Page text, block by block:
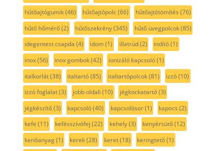
hűtőajtógumik(46) hűtőajtópolc(66) hűtőajtótömítés (76)
hűtő hőmérő(2) hűtőszekrény(345) hűtő üvegpolcok(85)
idegentest csapda (4) idom(1) illatrúd(2) indító(1)
inox(56) inox gombok(42) ionizáló kapcsoló(1)
italkorlát(38) italtartó(85) italtartópolcok(81) izzó(10)
izzó foglalat(3) jobb oldali (10) jégkockatartó(3)
jégkészítő(3) kapcsoló(40) kapcsolósor(1) kapocs (2)
kefe (11) kefésszívófej (22) kehely(3) kenyérsütő(12)
kenőanyag(1) kerek(28) keret(18) keringtető(1)